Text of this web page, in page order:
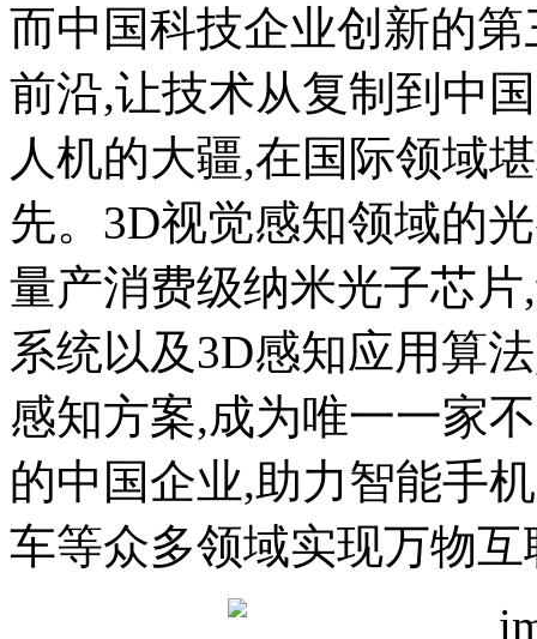
而中国科技企业创新的
前沿,让技术从复制到中
人机的大疆,在国际领域
先。3D视觉感知领域的
量产消费级纳米光子芯
系统以及3D感知应用算
感知方案,成为唯一一家
的中国企业,助力智能手
车等众多领域实现万物